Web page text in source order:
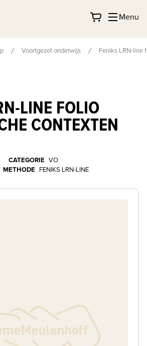
Menu
Voortgezet onderwijs Feniks LRN-line
LINE FOLIO
CONTEXTEN
CATEGORIE VO
METHODE FENIKS LRN-LINE